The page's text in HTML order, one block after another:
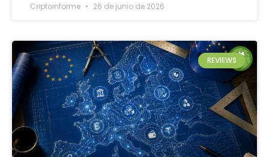
Criptoinforme 26 de junio de 2026
REVIEWS